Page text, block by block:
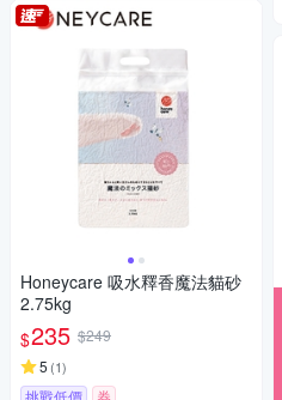
Honeycare 吸水釋香魔法貓砂
2.75kg
$235 $249
5 (1)